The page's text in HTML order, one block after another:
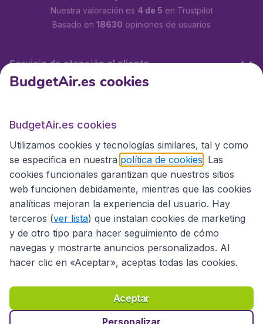
Nuestra valoración es 4 de 5 en Trustpilot
Basado en 18630 opiniones de usuarios
Servicio de atención al cliente
Sitios internacionales
Privacidad
Copyright © 2026
BudgetAir.es cookies
BudgetAir.es cookies
Utilizamos cookies y tecnologías similares, tal y como
se especifica en nuestra política de cookies . Las
cookies funcionales garantizan que nuestros sitios
web funcionen debidamente, mientras que las cookies
analíticas mejoran la experiencia del usuario. Hay
terceros (ver lista) que instalan cookies de marketing
y de otro tipo para hacer seguimiento de cómo
navegas y mostrarte anuncios personalizados. Al
hacer clic en «Aceptar», aceptas todas las cookies.
Aceptar
Personalizar